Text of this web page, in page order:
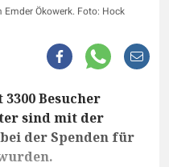
Ökowerk. Foto: Hock
Besucher
sind mit der
der Spenden für